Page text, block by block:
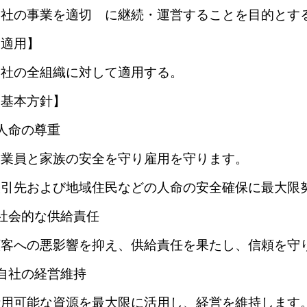
の事業を適切 に継続・運営することを目的とす
用】
の全組織に対して適用する。
本方針】
命の尊重
員と家族の安全を守り雇用を守ります。
先および地域住民などの人命の安全確保に最大限
会的な供給責任
への悪影響を抑え、供給責任を果たし、信頼を守
社の経営維持
可能な資源を最大限に活用し、経営を維持します。